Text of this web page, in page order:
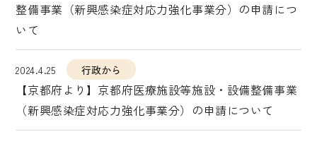
整備事業（新興感染症対応力強化事業分）の申請につ
いて
2024.4.25 行政から
【京都府より】京都府医療施設等施設・設備整備事業
（新興感染症対応力強化事業分）の申請について